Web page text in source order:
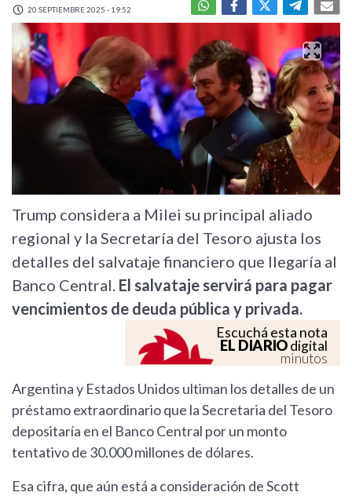
20 SEPTIEMBRE 2025 - 19:52
Trump considera a Milei su principal aliado
regional y la Secretaría del Tesoro ajusta los
detalles del salvataje financiero que llegaría al
Banco Central. El salvataje servirá para pagar
vencimientos de deuda pública y privada.
Escuchá esta nota
EL DIARIOdigital
minutos
Argentina y Estados Unidos ultiman los detalles de un
préstamo extraordinario que la Secretaria del Tesoro
depositaría en el Banco Central por un monto
tentativo de 30.000 millones de dólares.
Esa cifra, que aún está a consideración de Scott